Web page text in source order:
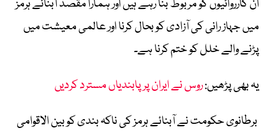
ان کارروائیوں کو مربوط بنا رہے ہیں اور ہمارا مقصد آبنائے ہرمز
میں جہاز رانی کی آزادی کو بحال کرنا اور عالمی معیشت میں
پڑنے والے خلل کو ختم کرنا ہے۔
یہ بھی پڑھیں:روس نے ایران پر پابندیاں مسترد کردیں
برطانوی حکومت نے آبنائے ہرمز کی ناکہ بندی کو بین الاقوامی